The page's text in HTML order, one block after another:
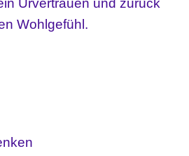
Urvertrauen und zurück
Wohlgefühl.